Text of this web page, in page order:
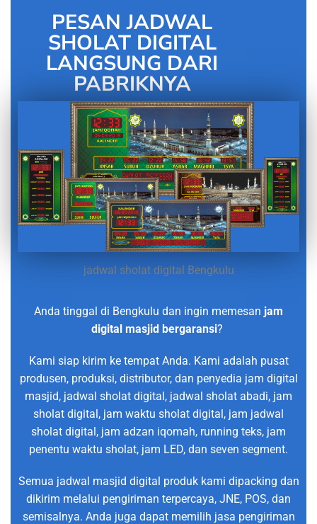
PESAN JADWAL
SHOLAT DIGITAL
LANGSUNG DARI
PABRIKNYA
jadwal sholat digital Bengkulu
Anda tinggal di Bengkulu dan ingin memesan jam
digital masjid bergaransi?
Kami siap kirim ke tempat Anda. Kami adalah pusat
produsen, produksi, distributor, dan penyedia jam digital
masjid, jadwal sholat digital, jadwal sholat abadi, jam
sholat digital, jam waktu sholat digital, jam jadwal
sholat digital, jam adzan iqomah, running teks, jam
penentu waktu sholat, jam LED, dan seven segment.
Semua jadwal masjid digital produk kami dipacking dan
dikirim melalui pengiriman terpercaya, JNE, POS, dan
semisalnya. Anda juga dapat memilih jasa pengiriman